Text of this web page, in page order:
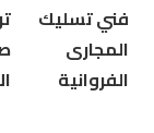
فني تسليك
المجارى
الفروانية